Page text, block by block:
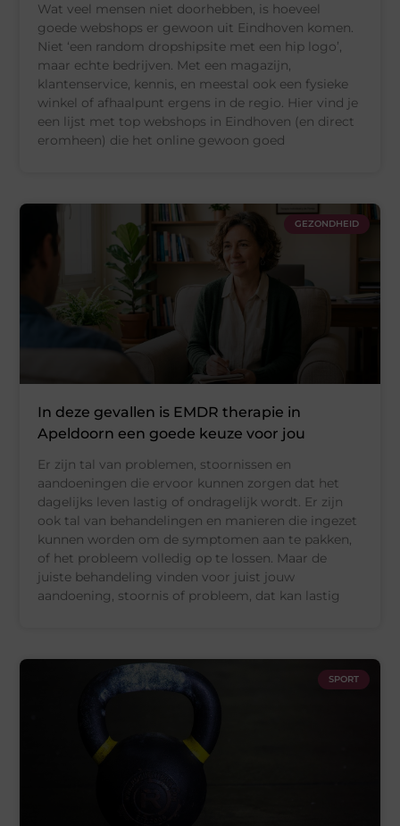
Wat veel mensen niet doorhebben, is hoeveel
goede webshops er gewoon uit Eindhoven komen.
Niet ‘een random dropshipsite met een hip logo’,
maar echte bedrijven. Met een magazijn,
klantenservice, kennis, en meestal ook een fysieke
winkel of afhaalpunt ergens in de regio. Hier vind je
een lijst met top webshops in Eindhoven (en direct
eromheen) die het online gewoon goed
GEZONDHEID
In deze gevallen is EMDR therapie in
Apeldoorn een goede keuze voor jou
Er zijn tal van problemen, stoornissen en
aandoeningen die ervoor kunnen zorgen dat het
dagelijks leven lastig of ondragelijk wordt. Er zijn
ook tal van behandelingen en manieren die ingezet
kunnen worden om de symptomen aan te pakken,
of het probleem volledig op te lossen. Maar de
juiste behandeling vinden voor juist jouw
aandoening, stoornis of probleem, dat kan lastig
SPORT